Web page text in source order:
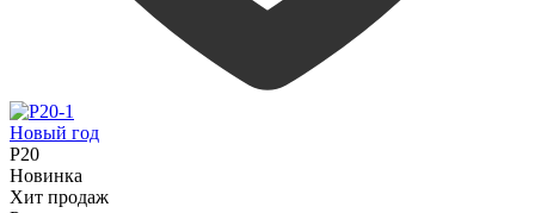
Новый год
P20
Новинка
Хит продаж